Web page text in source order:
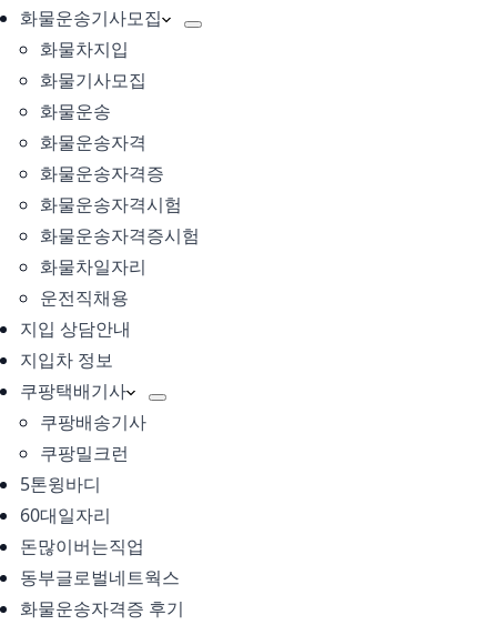
화물운송기사모집
화물차지입
화물기사모집
화물운송
화물운송자격
화물운송자격증
화물운송자격시험
화물운송자격증시험
화물차일자리
운전직채용
지입 상담안내
지입차 정보
쿠팡택배기사
쿠팡배송기사
쿠팡밀크런
5톤윙바디
60대일자리
돈많이버는직업
동부글로벌네트웍스
화물운송자격증 후기